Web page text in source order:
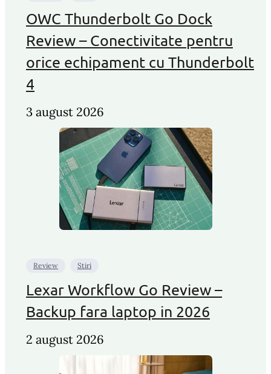
OWC Thunderbolt Go Dock
Review – Conectivitate pentru
orice echipament cu Thunderbolt
4
3 august 2026
Review Stiri
Lexar Workflow Go Review –
Backup fara laptop in 2026
2 august 2026